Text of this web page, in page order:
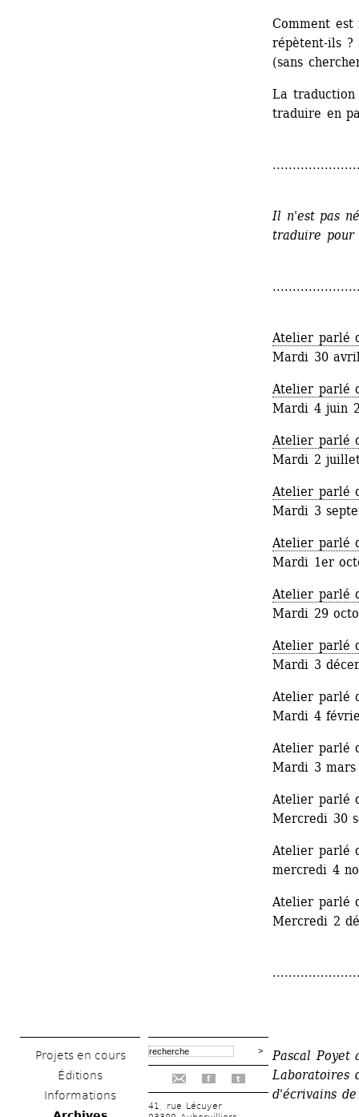
Projets en cours
Éditions
Informations
f t
41, rue Lécuyer
Comment
répètent-ils ?
(sans
La
traduire en
Il n'est pas
traduire
Atelier parlé
Mardi 30
Atelier parlé
Mardi 4 juin
Atelier parlé
Mardi 2
Atelier parlé
Mardi 3
Atelier parlé
Mardi 1er
Atelier parlé
Mardi 29
Atelier parlé
Mardi 3
Atelier parlé
Mardi 4
Atelier parlé
Mardi 3
Atelier parlé
Mercredi 30
Atelier parlé
mercredi 4
Atelier parlé
Mercredi 2
Pascal Poyet
Laboratoires
d'écrivains